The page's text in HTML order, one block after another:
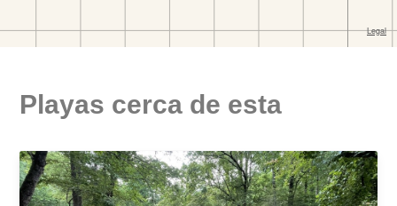
Playas cerca de esta